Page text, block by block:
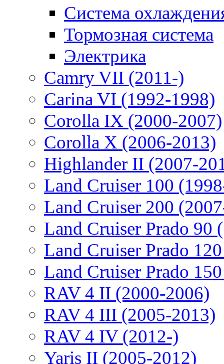
Система
Тормозная система
Электрика
Camry VII (2011-)
Carina VI (1992-1998)
Corolla IX (2000-2007)
Corolla X (2006-2013)
Highlander II (2007-
Land Cruiser 100
Land Cruiser 200
Land Cruiser Prado 90
Land Cruiser Prado
Land Cruiser Prado
RAV 4 II (2000-2006)
RAV 4 III (2005-2013)
RAV 4 IV (2012-)
Yaris II (2005-2012)